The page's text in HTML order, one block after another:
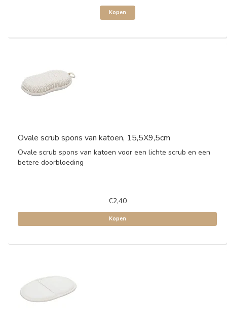
Kopen
Ovale scrub spons van katoen, 15,5X9,5cm
Ovale scrub spons van katoen voor een lichte scrub en een
betere doorbloeding
€2,40
Kopen